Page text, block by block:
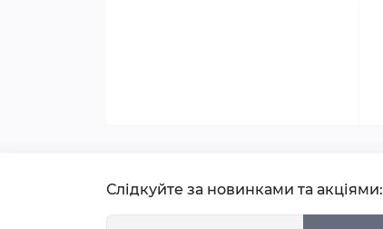
Слідкуйте за новинками та акціями: